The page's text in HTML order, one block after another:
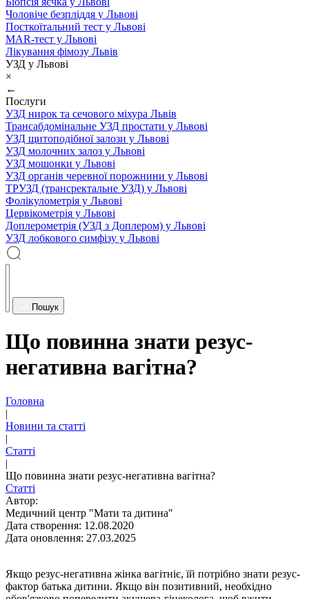
Чоловіче безпліддя у Львові
Посткоїтальний тест у Львові
MAR-тест у Львові
Лікування фімозу Львів
УЗД у Львові
×
←
Послуги
УЗД нирок та сечового міхура Львів
Трансабдомінальне УЗД простати у Львові
УЗД щитоподібної залози у Львові
УЗД молочних залоз у Львові
УЗД мошонки у Львові
УЗД органів черевної порожнини у Львові
ТРУЗД (трансректальне УЗД) у Львові
Фолікулометрія у Львові
Цервікометрія у Львові
Доплерометрія (УЗД з Доплером) у Львові
УЗД лобкового симфізу у Львові
Пошук
Що повинна знати резус-
негативна вагітна?
Головна
|
Новини та статті
|
Статті
|
Що повинна знати резус-негативна вагітна?
Статті
Автор:
Медичний центр "Мати та дитина"
Дата створення: 12.08.2020
Дата оновлення: 27.03.2025
Якщо резус-негативна жінка вагітніє, їй потрібно знати резус-
фактор батька дитини. Якщо він позитивний, необхідно